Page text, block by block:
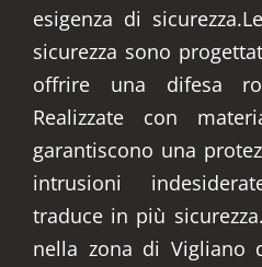
esigenza di
sicurezza sono
offrire una difesa
Realizzate con
garantiscono una
intrusioni
traduce in più
nella zona di Vigliano